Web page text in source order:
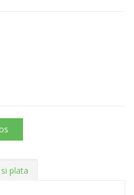
plata